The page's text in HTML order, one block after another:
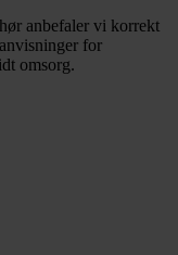
anbefaler vi korrekt
for
omsorg.